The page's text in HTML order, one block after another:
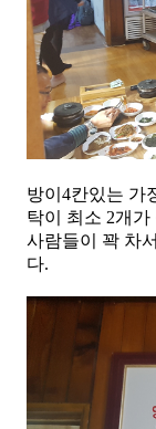
방이4칸있는 가
탁이 최소 2개
사람들이 꽉 차
다.